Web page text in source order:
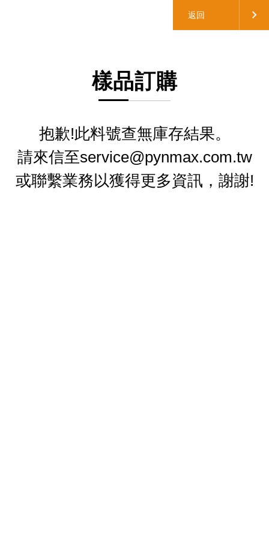
返回
樣品訂購
抱歉!此料號查無庫存結果。
請來信至service@pynmax.com.tw
或聯繫業務以獲得更多資訊，謝謝!